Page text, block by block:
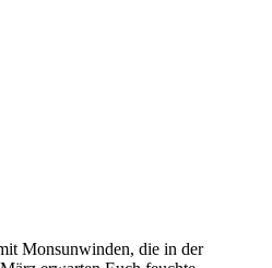
Monsunwinden, die in der